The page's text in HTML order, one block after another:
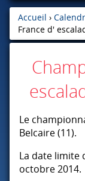
Accueil ›
France d'
Le
Belcaire (11).
La date limite
octobre 2014.